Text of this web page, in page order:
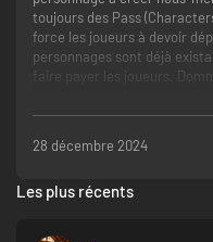
Affrontez vos rivaux dans le
Le Battle Hub est la place
peuvent se rassembler,
votre avatar du World Tour
toujours des Pass
force les joueurs à devoir
personnages sont déjà
faire payer les joueurs.
autre sujet.
SF6, en solo reste un très
sur un 4 cores et une vieille
28 décembre 2024
Les plus récents